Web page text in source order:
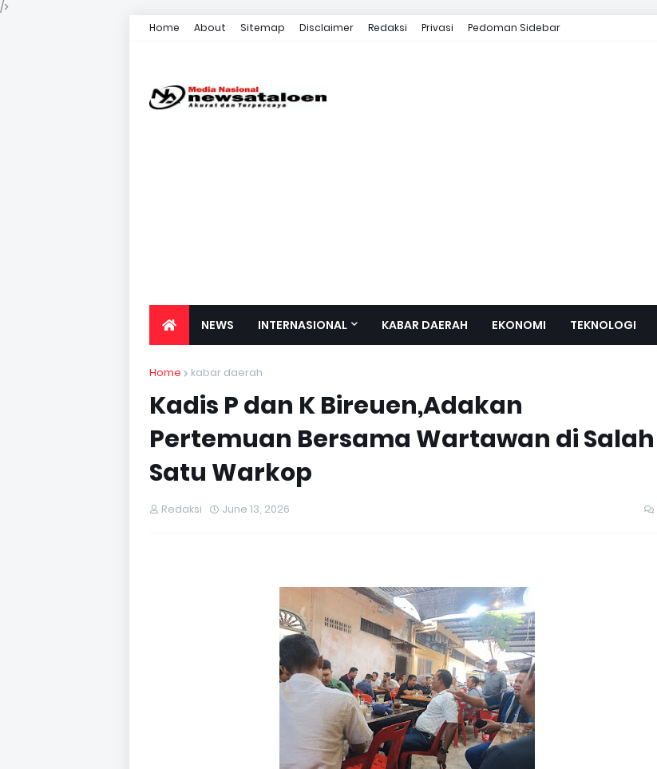
/>
Home About Sitemap Disclaimer Redaksi Privasi Pedoman Sidebar
NEWS INTERNASIONAL KABAR DAERAH EKONOMI TEKNOLOGI
Home kabar daerah
Kadis P dan K Bireuen,Adakan
Pertemuan Bersama Wartawan di Salah
Satu Warkop
Redaksi June 13, 2026